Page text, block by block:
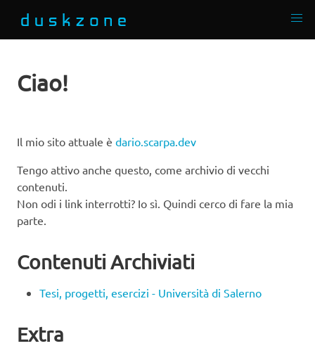
Ciao!
Il mio sito attuale è dario.scarpa.dev
Tengo attivo anche questo, come archivio di vecchi
contenuti.
Non odi i link interrotti? Io sì. Quindi cerco di fare la mia
parte.
Contenuti Archiviati
Tesi, progetti, esercizi - Università di Salerno
Extra